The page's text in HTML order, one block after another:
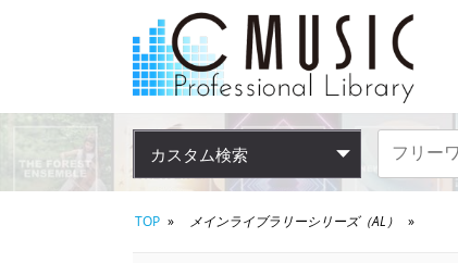
カスタム検索
TOP メインライブラリーシリーズ（AL）